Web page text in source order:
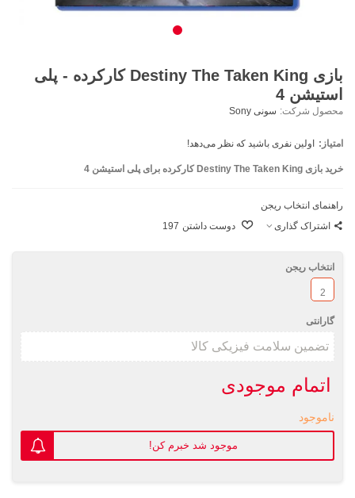
بازی Destiny The Taken King کارکرده - پلی
استیشن 4
محصول شرکت: سونی Sony
امتیاز: اولین نفری باشید که نظر می‌دهد!
خرید بازی Destiny The Taken King کارکرده برای پلی استیشن 4
راهنمای انتخاب ریجن
اشتراک گذاری
دوست داشتن 197
انتخاب ریجن
2
گارانتی
اتمام موجودی
ناموجود
موجود شد خبرم کن!